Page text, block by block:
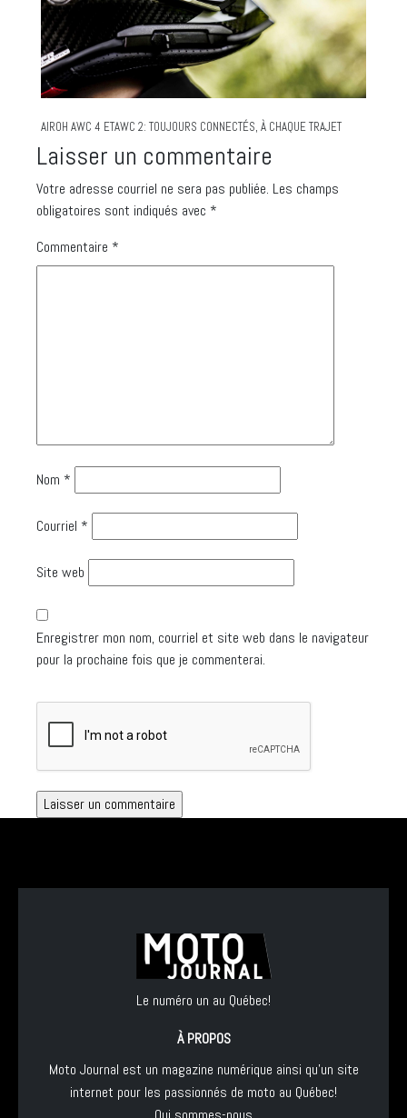
AIROH AWC 4 ETAWC 2: TOUJOURS CONNECTÉS, À CHAQUE TRAJET
Laisser un commentaire
Votre adresse courriel ne sera pas publiée. Les champs
obligatoires sont indiqués avec *
Commentaire *
Nom *
Courriel *
Site web
Enregistrer mon nom, courriel et site web dans le navigateur
pour la prochaine fois que je commenterai.
Le numéro un au Québec!
À PROPOS
Moto Journal est un magazine numérique ainsi qu'un site
internet pour les passionnés de moto au Québec!